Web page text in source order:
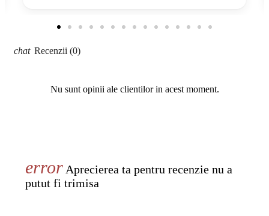
Recenzii (0)
Nu sunt opinii ale clientilor in acest moment.
Aprecierea ta pentru recenzie nu a
putut fi trimisa